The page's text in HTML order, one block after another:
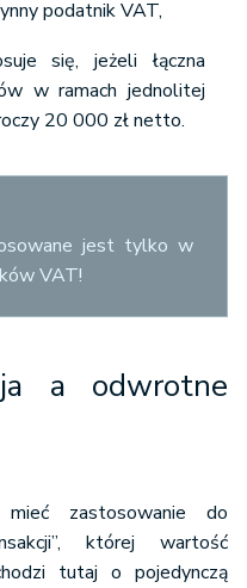
podatnik VAT,
się, jeżeli łączna
w ramach jednolitej
20 000 zł netto.
jest tylko w
VAT!
a odwrotne
zastosowanie do
której wartość
tutaj o pojedynczą